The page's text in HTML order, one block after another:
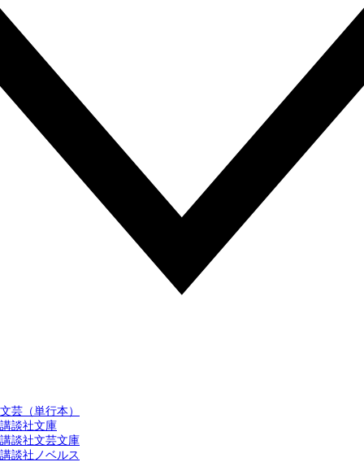
文芸（単行本）
講談社文庫
講談社文芸文庫
講談社ノベルス